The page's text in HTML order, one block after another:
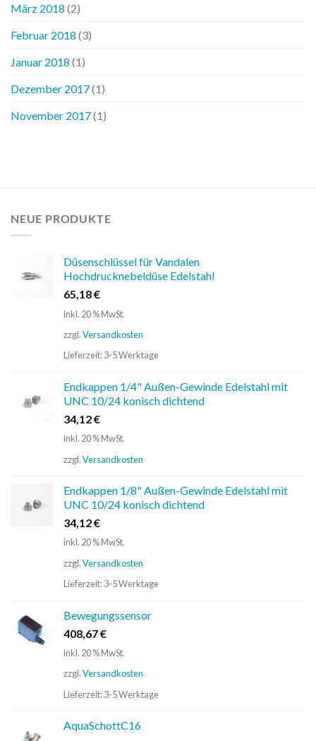
März 2018 (2)
Februar 2018 (3)
Januar 2018 (1)
Dezember 2017(1)
November 2017(1)
NEUE PRODUKTE
Düsenschlüssel für Vandalen
Hochdrucknebeldüse Edelstahl
65,18€
inkl. 20 % MwSt.
zzgl.Versandkosten
Lieferzeit:3-5 Werktage
Endkappen 1/4" Außen-Gewinde Edelstahl mit
UNC 10/24 konisch dichtend
34,12€
inkl. 20 % MwSt.
zzgl.Versandkosten
Endkappen 1/8" Außen-Gewinde Edelstahl mit
UNC 10/24 konisch dichtend
34,12€
inkl. 20 % MwSt.
zzgl.Versandkosten
Lieferzeit:3-5 Werktage
Bewegungssensor
408,67€
inkl. 20 % MwSt.
zzgl.Versandkosten
Lieferzeit:3-5 Werktage
AquaSchottC16